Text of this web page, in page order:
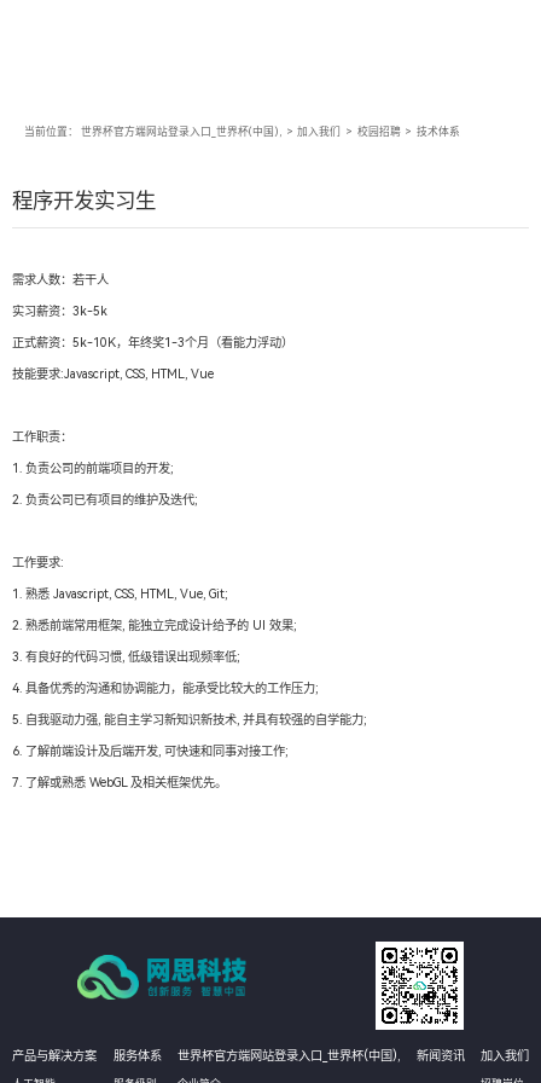
当前位置： 世界杯官方端网站登录入口_世界杯(中国), > 加入我们 > 校园招聘 > 技术体系
程序开发实习生
需求人数：若干人
实习薪资：3k-5k
正式薪资：5k-10K，年终奖1-3个月（看能力浮动）
技能要求:Javascript, CSS, HTML, Vue
工作职责：
1. 负责公司的前端项目的开发;
2. 负责公司已有项目的维护及迭代;
工作要求:
1. 熟悉 Javascript, CSS, HTML, Vue, Git;
2. 熟悉前端常用框架, 能独立完成设计给予的 UI 效果;
3. 有良好的代码习惯, 低级错误出现频率低;
4. 具备优秀的沟通和协调能力，能承受比较大的工作压力;
5. 自我驱动力强, 能自主学习新知识新技术, 并具有较强的自学能力;
6. 了解前端设计及后端开发, 可快速和同事对接工作;
7. 了解或熟悉 WebGL 及相关框架优先。
产品与解决方案 服务体系 世界杯官方端网站登录入口_世界杯(中国), 新闻资讯 加入我们